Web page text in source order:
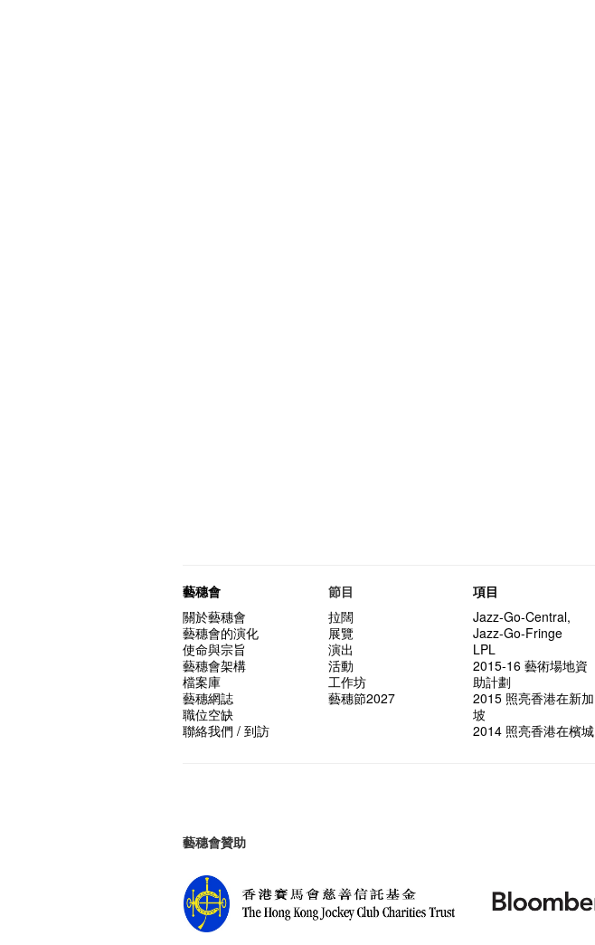
藝穗會
關於藝穗會
藝穗會的演化
使命與宗旨
藝穗會架構
檔案庫
藝穗網誌
職位空缺
聯絡我們 / 到訪
節目
拉闊
展覽
演出
活動
工作坊
藝穗節2027
項目
Jazz-Go-Central,
Jazz-Go-Fringe
LPL
2015-16 藝術場地資
助計劃
2015 照亮香港在新加
坡
2014 照亮香港在檳城
藝穗會贊助